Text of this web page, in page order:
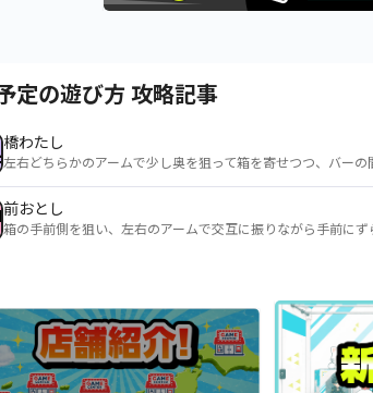
定の遊び方 攻略記事
橋わたし
左右どちらかのアームで少し奥を狙って箱を寄せつつ、バー
前おとし
箱の手前側を狙い、左右のアームで交互に振りながら手前にず